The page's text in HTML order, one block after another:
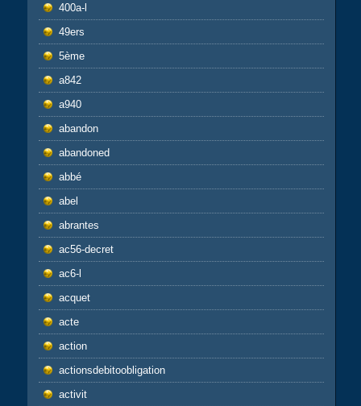
400a-l
49ers
5ème
a842
a940
abandon
abandoned
abbé
abel
abrantes
ac56-decret
ac6-l
acquet
acte
action
actionsdebitoobligation
activit